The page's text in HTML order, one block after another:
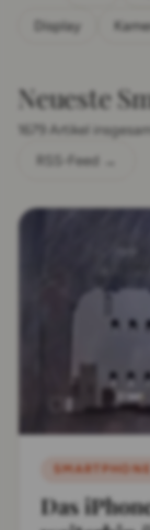
Display
Neueste
1679 Artikel
RSS-Feed →
SMARTPHONE
Das